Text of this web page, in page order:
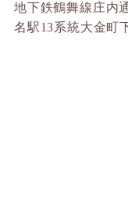
地下鉄鶴舞線庄内
名駅13系統大金町